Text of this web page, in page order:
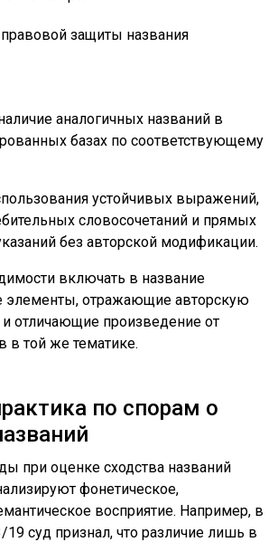
защиты названия
аналогичных названий в
базах по соответствующему
устойчивых выражений,
словосочетаний и прямых
без авторской модификации.
включать в название
элементы, отражающие авторскую
отличающие произведение от
в той же тематике.
по спорам о
при оценке сходства названий
фонетическое,
восприятие. Например, в
суд признал, что различие лишь в